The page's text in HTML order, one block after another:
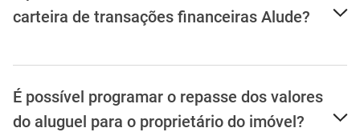
carteira de transações financeiras Alude?
É possível programar o repasse dos valores
do aluguel para o proprietário do imóvel?